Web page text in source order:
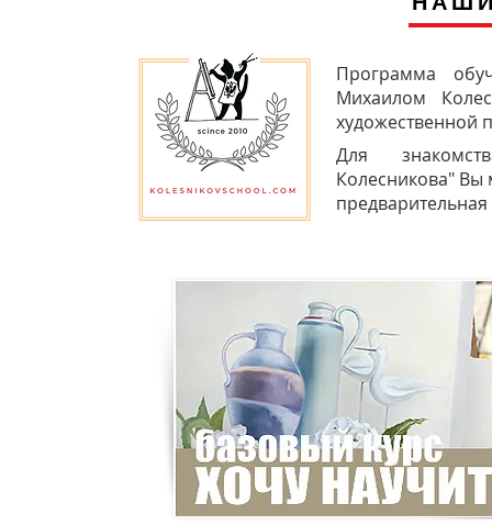
Программа
Михаилом
художественной
Для
Колесникова" Вы